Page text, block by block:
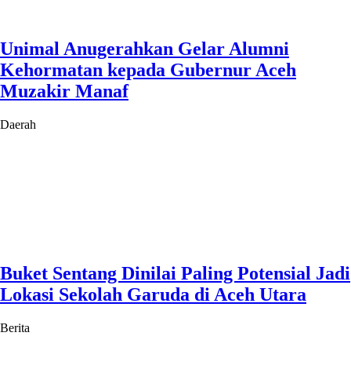
Unimal Anugerahkan Gelar Alumni
Kehormatan kepada Gubernur Aceh
Muzakir Manaf
Daerah
Buket Sentang Dinilai Paling Potensial Jadi
Lokasi Sekolah Garuda di Aceh Utara
Berita